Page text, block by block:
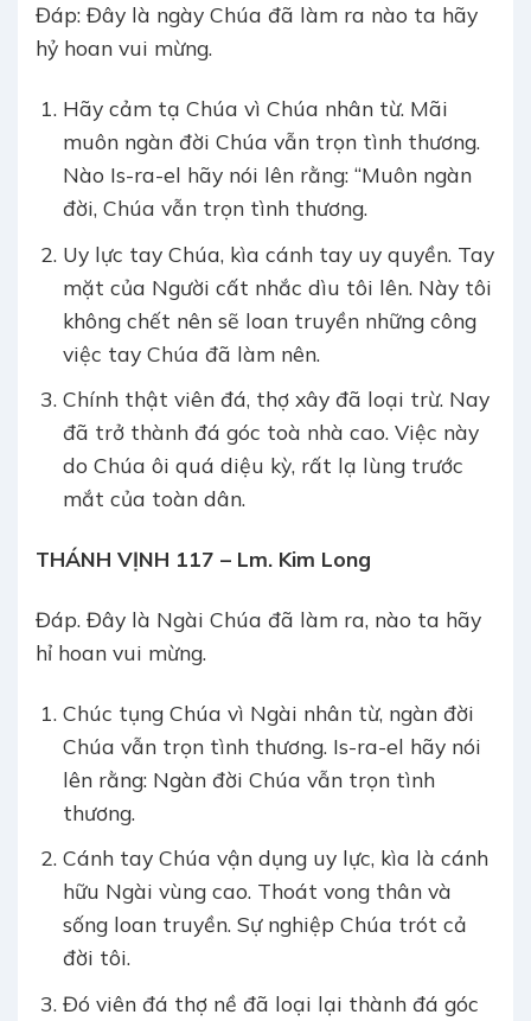
Đáp: Đây là ngày Chúa đã làm ra nào ta hãy
hỷ hoan vui mừng.
Hãy cảm tạ Chúa vì Chúa nhân từ. Mãi
muôn ngàn đời Chúa vẫn trọn tình thương.
Nào Is-ra-el hãy nói lên rằng: “Muôn ngàn
đời, Chúa vẫn trọn tình thương.
Uy lực tay Chúa, kìa cánh tay uy quyền. Tay
mặt của Người cất nhắc dìu tôi lên. Này tôi
không chết nên sẽ loan truyền những công
việc tay Chúa đã làm nên.
Chính thật viên đá, thợ xây đã loại trừ. Nay
đã trở thành đá góc toà nhà cao. Việc này
do Chúa ôi quá diệu kỳ, rất lạ lùng trước
mắt của toàn dân.
THÁNH VỊNH 117 – Lm. Kim Long
Đáp. Đây là Ngài Chúa đã làm ra, nào ta hãy
hỉ hoan vui mừng.
Chúc tụng Chúa vì Ngài nhân từ, ngàn đời
Chúa vẫn trọn tình thương. Is-ra-el hãy nói
lên rằng: Ngàn đời Chúa vẫn trọn tình
thương.
Cánh tay Chúa vận dụng uy lực, kìa là cánh
hữu Ngài vùng cao. Thoát vong thân và
sống loan truyền. Sự nghiệp Chúa trót cả
đời tôi.
Đó viên đá thợ nề đã loại lại thành đá góc